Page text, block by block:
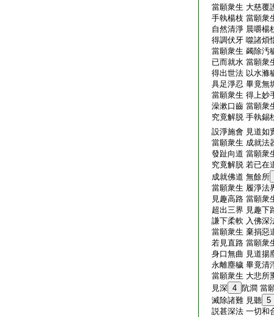
當願衆生 大慈覆
手執楊枝 當願衆
自然清淨 晨嚼楊
得調伏牙 噬諸煩
當願衆生 蠲除汚
已而就水 當願衆
得出世法 以水滌
具足淨忍 畢竟無
當願衆生 得上妙
澡漱口齒 當願衆
究竟解脱 手執錫
設淨施會 見道如
當願衆生 成就法
發趾向道 當願衆
究竟解脱 若已在
成就佛道 無餘所
當願衆生 履淨法
見趣高路 當願衆
超出三界 見趣下
謙下柔軟 入佛深
當願衆生 棄捐惡
若見直路 當願衆
身口無曲 見道揚
永離塵穢 畢竟清
當願衆生 大悲所
見深 4 阬澗 當
滅除諸難 見聽 5
説甚深法 一切和